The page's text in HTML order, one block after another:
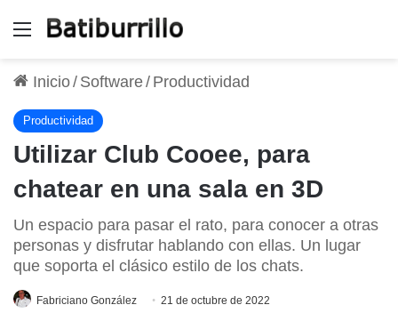
Menú
Inicio/ Software/ Productividad
Productividad
Utilizar Club Cooee, para
chatear en una sala en 3D
Un espacio para pasar el rato, para conocer a otras
personas y disfrutar hablando con ellas. Un lugar
que soporta el clásico estilo de los chats.
Fabriciano González 21 de octubre de 2022